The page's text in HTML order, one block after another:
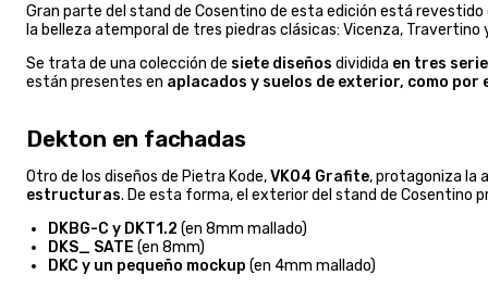
Gran parte del stand de Cosentino de esta edición está
la belleza atemporal de tres piedras clásicas: Vicenza, Travertino
Se trata de una colección de siete diseños dividida en tres
están presentes en aplacados y suelos de exterior, como
Dekton en fachadas
Otro de los diseños de Pietra Kode,VK04 Grafite, protagoniza la
estructuras. De esta forma, el exterior del stand de Cosentino
DKBG-C y DKT1.2 (en 8mm mallado)
DKS_ SATE (en 8mm)
DKC y un pequeño mockup (en 4mm mallado)